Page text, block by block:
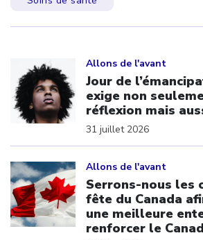
Allons de l'avant
Jour de
exige non
réflexion mais
31 juillet 2026
Allons de l'avant
Serrons-nous les
fête du Canada
une meilleure
renforcer le